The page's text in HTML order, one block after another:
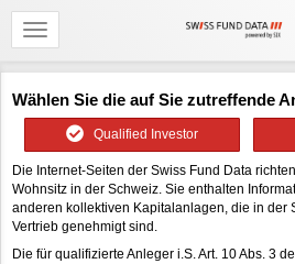
Wählen Sie die auf Sie zutreffende
Qualified Investor
Die Internet-Seiten der Swiss Fund Data
Wohnsitz in der Schweiz. Sie enthalten
anderen kollektiven Kapitalanlagen, die in der
Vertrieb genehmigt sind.
Die für qualifizierte Anleger i.S. Art. 10 Abs. 3